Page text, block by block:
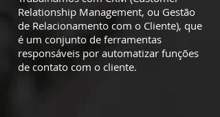
Relationship Management, ou Gestão
de Relacionamento com o Cliente), que
é um conjunto de ferramentas
responsáveis por automatizar funções
de contato com o cliente.